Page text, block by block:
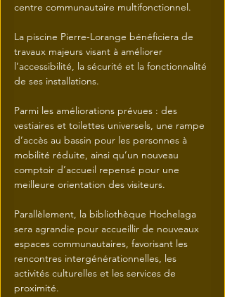
centre communautaire multifonctionnel.
La piscine Pierre-Lorange bénéficiera de
travaux majeurs visant à améliorer
l’accessibilité, la sécurité et la fonctionnalité
de ses installations.
Parmi les améliorations prévues : des
vestiaires et toilettes universels, une rampe
d’accès au bassin pour les personnes à
mobilité réduite, ainsi qu’un nouveau
comptoir d’accueil repensé pour une
meilleure orientation des visiteurs.
Parallèlement, la bibliothèque Hochelaga
sera agrandie pour accueillir de nouveaux
espaces communautaires, favorisant les
rencontres intergénérationnelles, les
activités culturelles et les services de
proximité.